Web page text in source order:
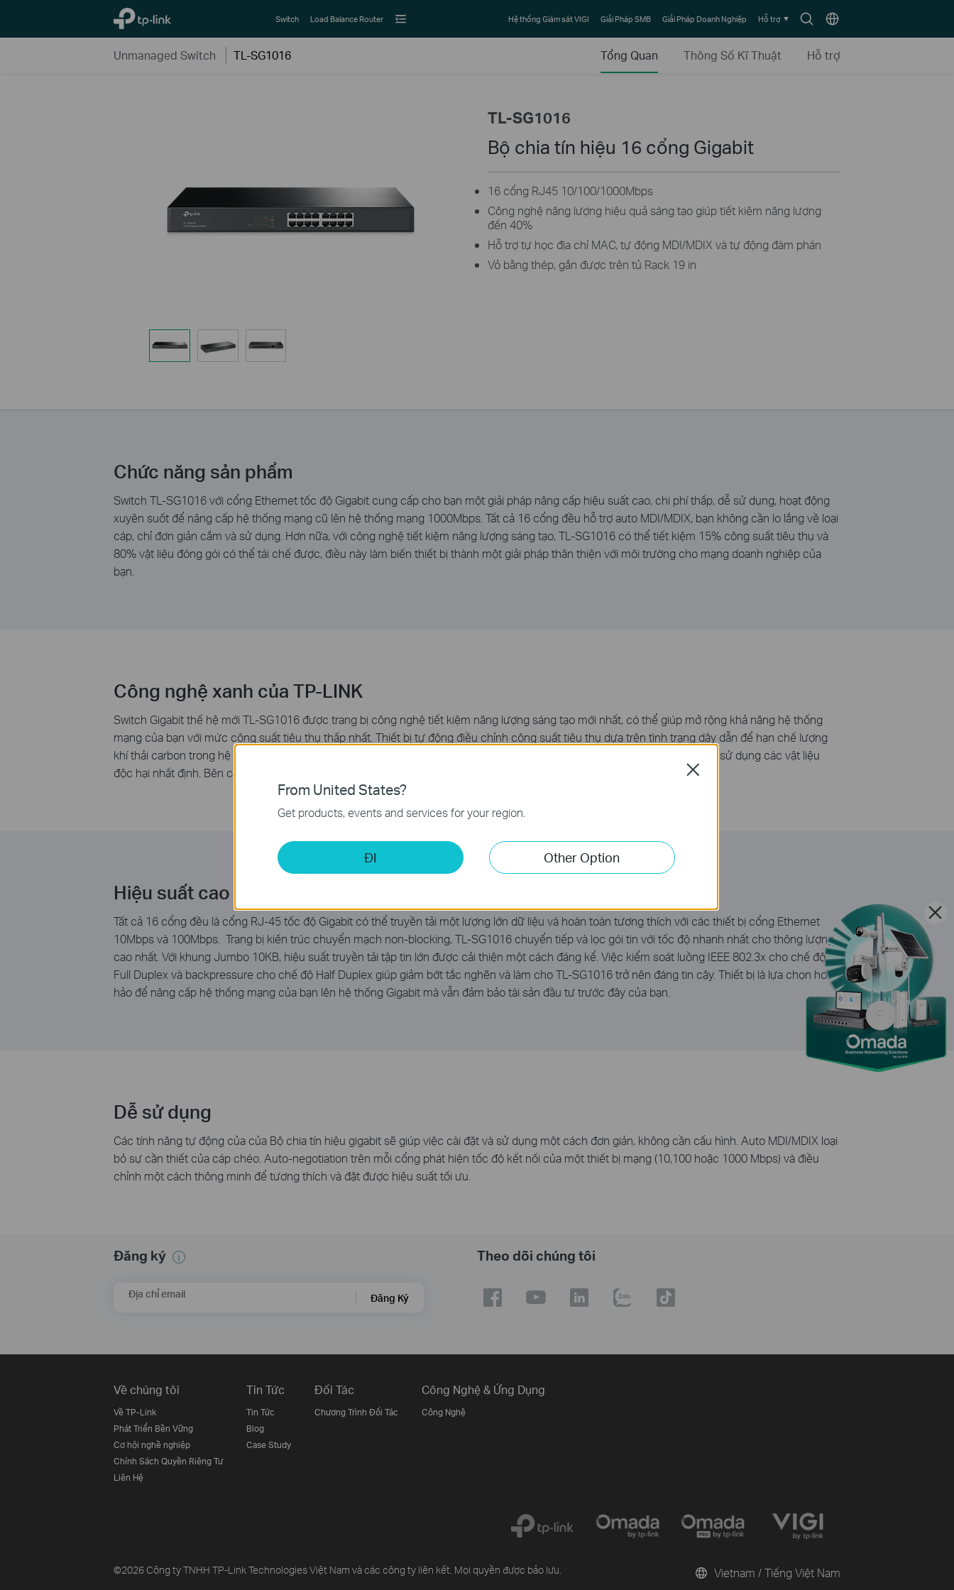
TP-Link, Reliably Smart
Biểu
tìm
Chọn
Switch Load Balance Router Hệ thống Giám sát VIGI Giải Pháp SMB Giải Pháp Doanh Nghiệp Hỗ trợ
Unmanaged Switch TL-SG1016 Tổng Quan Thông Số Kĩ Thuật Hỗ trợ
TL-SG1016
Bộ chia tín hiệu 16 cổng Gigabit
16 cổng RJ45 10/100/1000Mbps
Công nghệ năng lượng hiệu quả sáng tạo giúp tiết kiệm năng lượng
đến 40%
Hỗ trợ tự học địa chỉ MAC, tự động MDI/MDIX và tự động đàm phán
Vỏ bằng thép, gắn được trên tủ Rack 19 in
Chức năng sản phẩm
Switch TL-SG1016 với cổng Ethernet tốc độ Gigabit cung cấp cho bạn một giải pháp nâng cấp hiệu suất cao, chi phí thấp, dễ sử dụng, hoạt động
xuyên suốt để nâng cấp hệ thống mạng cũ lên hệ thống mạng 1000Mbps. Tất cả 16 cổng đều hỗ trợ auto MDI/MDIX, bạn không cần lo lắng về loại
cáp, chỉ đơn giản cắm và sử dụng. Hơn nữa, với công nghệ tiết kiệm năng lượng sáng tạo, TL-SG1016 có thể tiết kiệm 15% công suất tiêu thụ và
80% vật liệu đóng gói có thể tái chế được, điều này làm biến thiết bị thành một giải pháp thân thiện với môi trường cho mạng doanh nghiệp của
bạn.
Công nghệ xanh của TP-LINK
Switch Gigabit thế hệ mới TL-SG1016 được trang bị công nghệ tiết kiệm năng lượng sáng tạo mới nhất, có thể giúp mở rộng khả năng hệ thống
mạng của bạn với mức công suất tiêu thụ thấp nhất. Thiết bị tự động điều chỉnh công suất tiêu thụ dựa trên tình trạng dây dẫn để hạn chế lượng
khí thải carbon trong hệ thống mạng của bạn. Thiết bị cũng hoàn toàn tương thích với tiêu chuẩn RoHS của Châu Âu, cấm sử dụng các vật liệu
độc hại nhất định. Bên cạnh đó, 80% vật liệu đóng gói có thể được tái chế.
Hiệu suất cao
Tất cả 16 cổng đều là cổng RJ-45 tốc độ Gigabit có thể truyền tải một lượng lớn dữ liệu và hoàn toàn tương thích với các thiết bị cổng Ethernet
10Mbps và 100Mbps. Trang bị kiến trúc chuyển mạch non-blocking, TL-SG1016 chuyển tiếp và lọc gói tin với tốc độ nhanh nhất cho thông lượng
cao nhất. Với khung Jumbo 10KB, hiệu suất truyền tải tập tin lớn được cải thiện một cách đáng kể. Việc kiểm soát luồng IEEE 802.3x cho chế độ
Full Duplex và backpressure cho chế độ Half Duplex giúp giảm bớt tắc nghẽn và làm cho TL-SG1016 trở nên đáng tin cậy. Thiết bị là lựa chọn hoàn
hảo để nâng cấp hệ thống mạng của bạn lên hệ thống Gigabit mà vẫn đảm bảo tài sản đầu tư trước đây của bạn.
Dễ sử dụng
Các tính năng tự động của của Bộ chia tín hiệu gigabit sẽ giúp việc cài đặt và sử dụng một cách đơn giản, không cần cấu hình. Auto MDI/MDIX loại
bỏ sự cần thiết của cáp chéo. Auto-negotiation trên mỗi cổng phát hiện tốc độ kết nối của một thiết bị mạng (10,100 hoặc 1000 Mbps) và điều
chỉnh một cách thông minh để tương thích và đặt được hiệu suất tối ưu.
Đăng ký
Địa chỉ email Đăng Ký
Theo dõi chúng tôi
Về chúng tôi
Về TP-Link
Phát Triển Bền Vững
Cơ hội nghề nghiệp
Chính Sách Quyền Riêng Tư
Liên Hệ
Tin Tức
Tin Tức
Blog
Case Study
Đối Tác
Chương Trình Đối Tác
Công Nghệ & Ứng Dụng
Công Nghệ
©2026 Công ty TNHH TP-Link Technologies Việt Nam và các công ty liên kết. Mọi quyền được bảo lưu. Vietnam / Tiếng Việt Nam
From United States?
Get products, events and services for your region.
ĐI Other Option
Close